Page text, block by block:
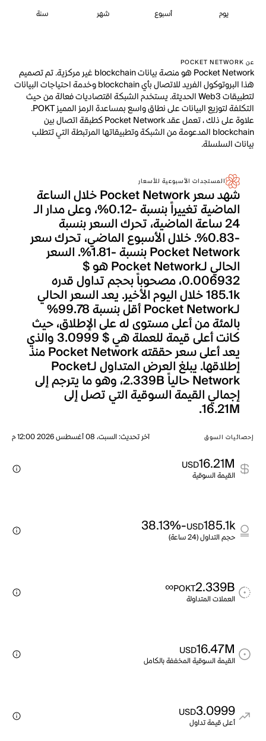
يوم أسبوع شهر سنة
عن POCKET NETWORK
Pocket Network هو منصة بيانات blockchain غير مركزية. تم تصميم
هذا البروتوكول الفريد للاتصال بأي blockchain وخدمة احتياجات البيانات
لتطبيقات Web3 الحديثة. يستخدم الشبكة اقتصاديات فعالة من حيث
التكلفة لتوزيع البيانات على نطاق واسع بمساعدة الرمز المميز POKT.
علاوة على ذلك ، تعمل عقد Pocket Network كطبقة اتصال بين
blockchain المدعومة من الشبكة وتطبيقاتها المرتبطة التي تتطلب
بيانات السلسلة.
المستجدات الأسبوعية للأسعار
شهد سعر Pocket Network خلال الساعة
الماضية تغييراً بنسبة -0.12%، وعلى مدار الـ
24 ساعة الماضية، تحرك السعر بنسبة
-0.83%. خلال الأسبوع الماضي، تحرك سعر
Pocket Network بنسبة -1.81%. السعر
الحالي لـPocket Network هو $
0.006932، مصحوباً بحجم تداول قدره
185.1k خلال اليوم الأخير. يعد السعر الحالي
لـPocket Network أقل بنسبة 99.78%
بالمئة من أعلى مستوى له على الإطلاق، حيث
كانت أعلى قيمة للعملة هي $ 3.0999 والذي
يعد أعلى سعر حققته Pocket Network منذ
إطلاقها. يبلغ العرض المتداول لـPocket
Network حالياً 2.339B، وهو ما يترجم إلى
إجمالي القيمة السوقية التي تصل إلى
16.21M.
إحصائيات السوق آخر تحديث:السبت، 08 أغسطس 2026 12:00 م
16.21M
USD
القيمة السوقية
185.1k
USD
-38.13%
حجم التداول (24 ساعة)
2.339B
POKT
∞
العملات المتداولة
16.47M
USD
القيمة السوقية المخففة بالكامل
3.0999
USD
أعلى قيمة تداول